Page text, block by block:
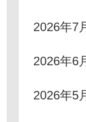
2026年7
2026年6
2026年5